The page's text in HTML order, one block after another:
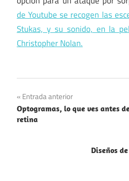
de Youtube se recogen las
Stukas, y su sonido, en la
Christopher Nolan.
Aviación
Segunda
Navegación
de
Entrada anterior
Optogramas, lo que ves antes
retina
Diseños